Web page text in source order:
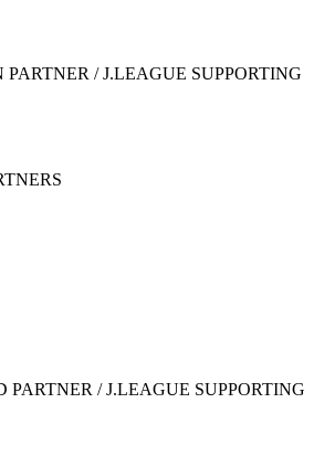
PARTNER / J.LEAGUE SUPPORTING
PARTNER / J.LEAGUE SUPPORTING